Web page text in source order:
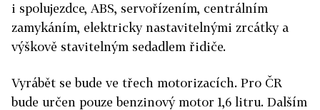
i spolujezdce, ABS, servořízením, centrálním
zamykáním, elektricky nastavitelnými zrcátky a
výškově stavitelným sedadlem řidiče.
Vyrábět se bude ve třech motorizacích. Pro ČR
bude určen pouze benzinový motor 1,6 litru. Dalším